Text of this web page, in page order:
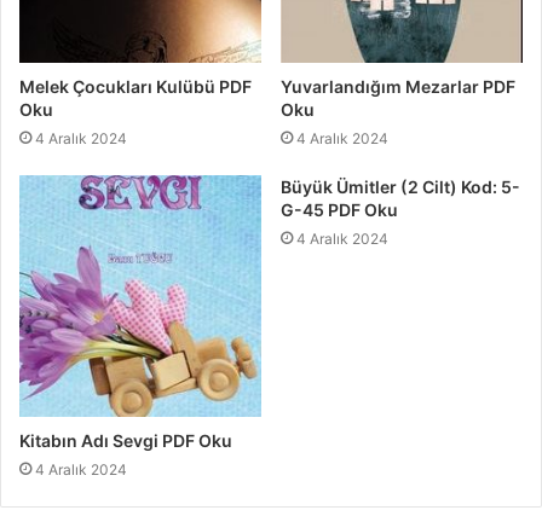
Melek Çocukları Kulübü PDF
Oku
4 Aralık 2024
Yuvarlandığım Mezarlar PDF
Oku
4 Aralık 2024
Kitabın Adı Sevgi PDF Oku
4 Aralık 2024
Büyük Ümitler (2 Cilt) Kod: 5-
G-45 PDF Oku
4 Aralık 2024